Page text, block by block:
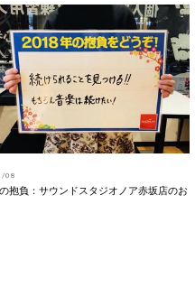
08
抱負：サウンドスタジオノア赤坂店のお